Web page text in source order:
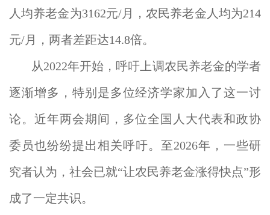
人均养老金为3162元/月，农民养老金人均为214
元/月，两者差距达14.8倍。
从2022年开始，呼吁上调农民养老金的学者
逐渐增多，特别是多位经济学家加入了这一讨
论。近年两会期间，多位全国人大代表和政协
委员也纷纷提出相关呼吁。至2026年，一些研
究者认为，社会已就“让农民养老金涨得快点”形
成了一定共识。